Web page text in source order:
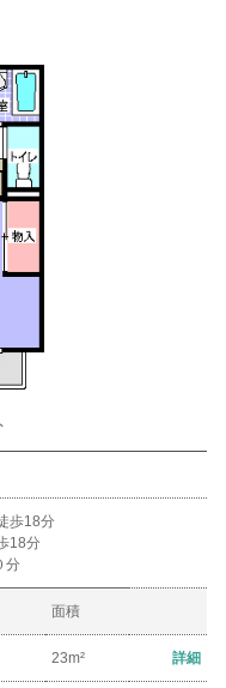
歩18分
18分
分
面積
23m² 詳細